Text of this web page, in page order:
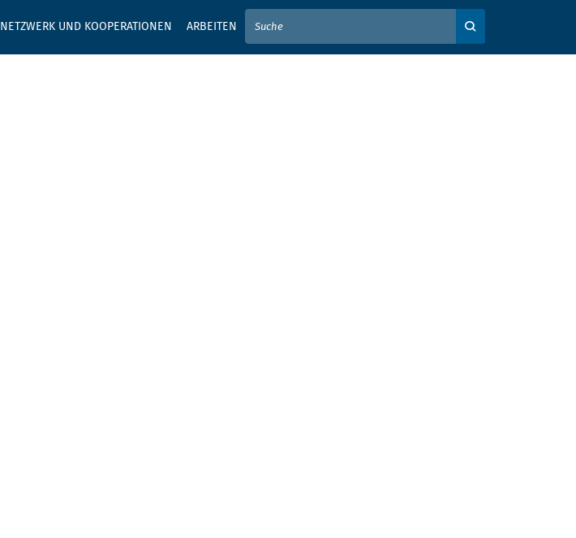
NETZWERK UND KOOPERATIONEN ARBEITEN
GEBEN SIE HIER IHREN SUCHBEGRIFF EIN